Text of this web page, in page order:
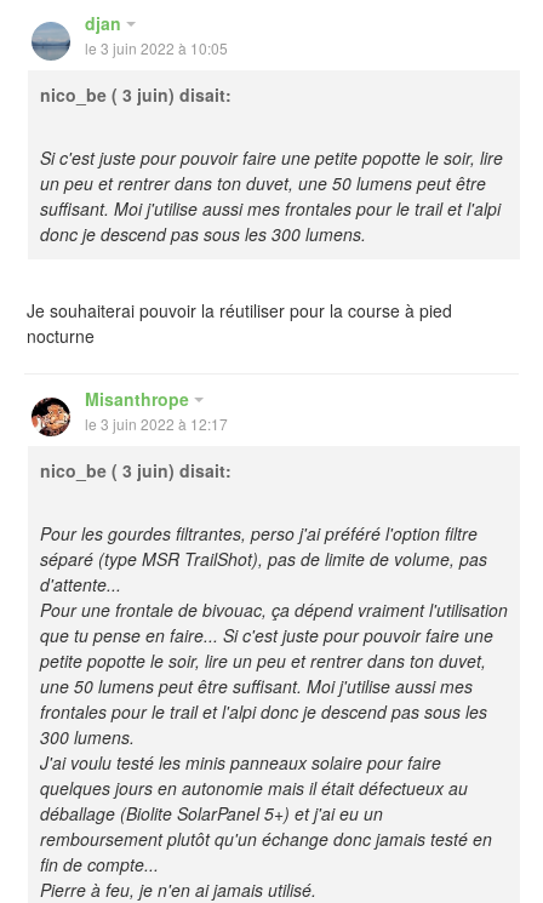
djan
le 3 juin 2022 à 10:05
nico_be ( 3 juin) disait:
Si c'est juste pour pouvoir faire une petite popotte le soir, lire
un peu et rentrer dans ton duvet, une 50 lumens peut être
suffisant. Moi j'utilise aussi mes frontales pour le trail et l'alpi
donc je descend pas sous les 300 lumens.
Je souhaiterai pouvoir la réutiliser pour la course à pied
nocturne
Misanthrope
le 3 juin 2022 à 12:17
nico_be ( 3 juin) disait:
Pour les gourdes filtrantes, perso j'ai préféré l'option filtre
séparé (type MSR TrailShot), pas de limite de volume, pas
d'attente...
Pour une frontale de bivouac, ça dépend vraiment l'utilisation
que tu pense en faire... Si c'est juste pour pouvoir faire une
petite popotte le soir, lire un peu et rentrer dans ton duvet,
une 50 lumens peut être suffisant. Moi j'utilise aussi mes
frontales pour le trail et l'alpi donc je descend pas sous les
300 lumens.
J'ai voulu testé les minis panneaux solaire pour faire
quelques jours en autonomie mais il était défectueux au
déballage (Biolite SolarPanel 5+) et j'ai eu un
remboursement plutôt qu'un échange donc jamais testé en
fin de compte...
Pierre à feu, je n'en ai jamais utilisé.